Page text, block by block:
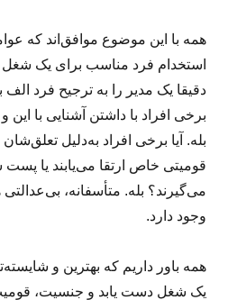
همه با این موضوع موافق‌اند که
استخدام فرد مناسب برای یک شغل
دقیقا یک مدیر را به ترجیح فرد الف
برخی افراد با داشتن آشنایی با
بله. آیا برخی افراد به‌دلیل
قومیتی خاص ارتقا می‌یابند یا
می‌گیرند؟ بله. متأسفانه، بی‌عدالتی
وجود دارد.
همه باور داریم که بهترین و
یک شغل دست یابد و جنسیت، قومیت